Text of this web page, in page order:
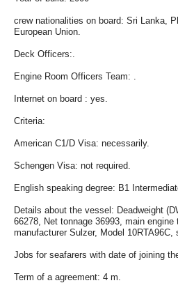
crew nationalities on board: Sri Lanka,
European Union.
Deck Officers:.
Engine Room Officers Team: .
Internet on board : yes.
Criteria:
American C1/D Visa: necessarily.
Schengen Visa: not required.
English speaking degree: B1
Details about the vessel: Deadweight
66278, Net tonnage 36993, main
manufacturer Sulzer, Model 10RTA96C,
Jobs for seafarers with date of joining
Term of a agreement: 4 m.